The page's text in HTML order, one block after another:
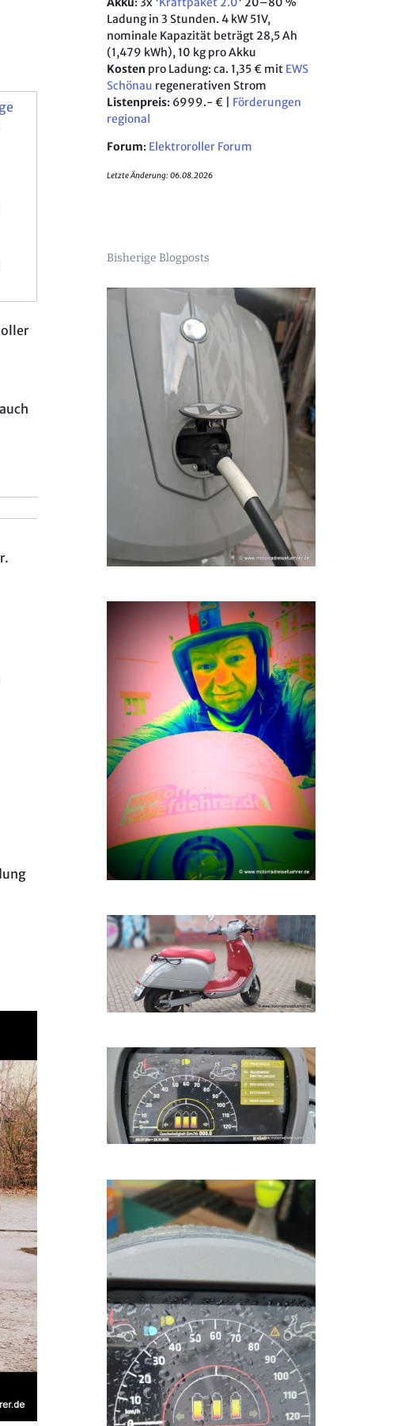
Mondial SMX 125 Motard
SWM SuperDual X & T
Geschichte der Ténéré
Ducati Monster 1200 (2016) Fahrbericht
KLX 250 Blog
Husqvarna wird SWM
Fahrbericht MV Agusta Brutale 1090 RR
Ducati Multistrada 1200
& Optik
„Aufi, 's Vieh sammla!“
Interview mit dem Husqvarna Designcenter
English: Interview with Husqvarna's Raffaele Zaccagnini
Ladung in 3 Stunden. 4 kW 51V,
nominale Kapazität beträgt 28,5 Ah
(1,479 kWh), 10 kg pro Akku
Kosten pro Ladung: ca. 1,35 € mit EWS
Schönau regenerativen Strom
Listenpreis: 6999.- € | Förderungen
regional
Forum: Elektroroller Forum
Letzte Änderung: 06.08.2026
Bisherige Blogposts